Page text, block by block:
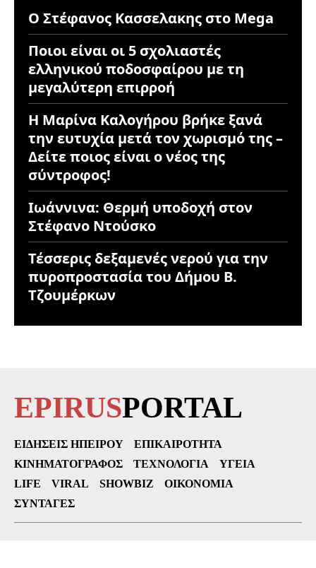
Ο Στέφανος Κασσελακης στο Mega
Ποιοι είναι οι 5 σχολιαστές
ελληνικού ποδοσφαίρου με τη
μεγαλύτερη επιρροή
Η Μαρίνα Καλογήρου βρήκε ξανά
την ευτυχία μετά τον χωρισμό της –
Δείτε ποιος είναι ο νέος της
σύντροφος!
Ιωάννινα: Θερμή υποδοχή στον
Στέφανο Ντούσκο
Τέσσερις δεξαμενές νερού για την
πυροπροστασία του Δήμου Β.
Τζουμέρκων
EPIRUSPORTAL
ΕΙΔΉΣΕΙΣ ΗΠΕΊΡΟΥ
ΕΠΙΚΑΙΡΌΤΗΤΑ
ΚΙΝΗΜΑΤΟΓΡΆΦΟΣ
ΤΕΧΝΟΛΟΓΊΑ
ΥΓΕΊΑ
LIFE
VIRAL SHOWBIZ
ΟΙΚΟΝΟΜΊΑ
ΣΥΝΤΑΓΈΣ